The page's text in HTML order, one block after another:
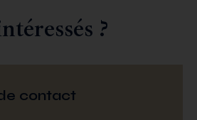
?
contact